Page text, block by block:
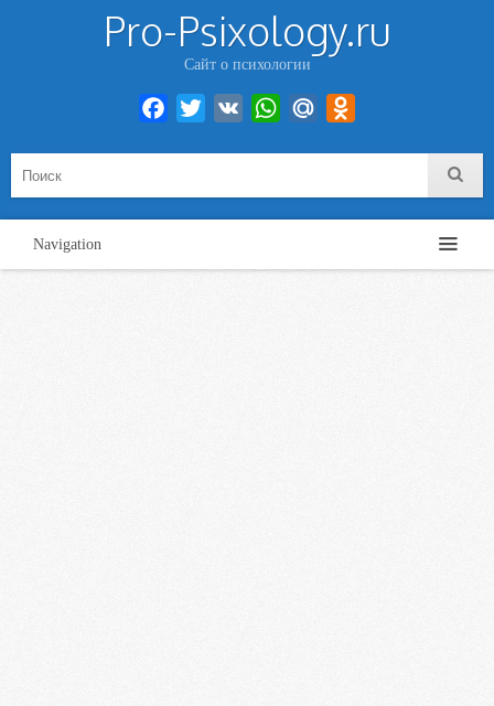
Pro-Psixology.ru
Сайт о психологии
Facebook
Twitter VK WhatsAppMail.Ru
Navigation